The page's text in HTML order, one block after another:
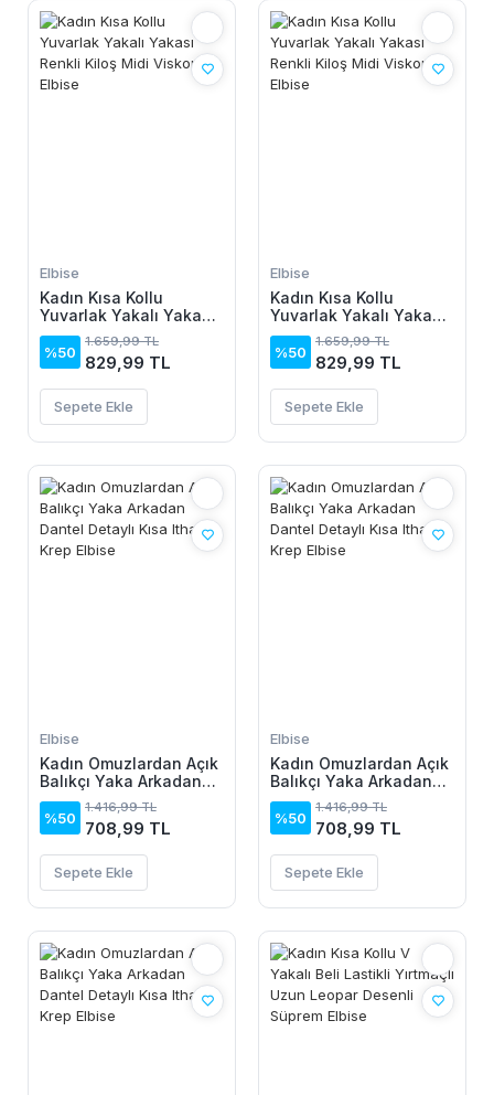
Elbise
Kadın Kısa Kollu
Yuvarlak Yakalı Yakası
Renkli Kiloş Midi Viskon
Elbise
%50
1.659,99 TL
829,99 TL
Sepete Ekle
Elbise
Kadın Kısa Kollu
Yuvarlak Yakalı Yakası
Renkli Kiloş Midi Viskon
Elbise
%50
1.659,99 TL
829,99 TL
Sepete Ekle
Elbise
Kadın Omuzlardan Açık
Balıkçı Yaka Arkadan
Dantel Detaylı Kısa
Ithal Krep Elbise
%50
1.416,99 TL
708,99 TL
Sepete Ekle
Elbise
Kadın Omuzlardan Açık
Balıkçı Yaka Arkadan
Dantel Detaylı Kısa
Ithal Krep Elbise
%50
1.416,99 TL
708,99 TL
Sepete Ekle